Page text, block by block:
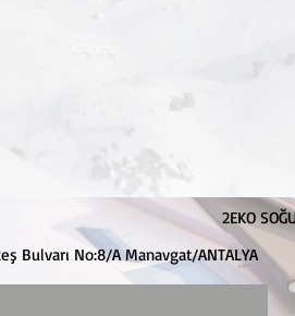
2EKO
Bulvarı No:8/A Manavgat/ANTALYA